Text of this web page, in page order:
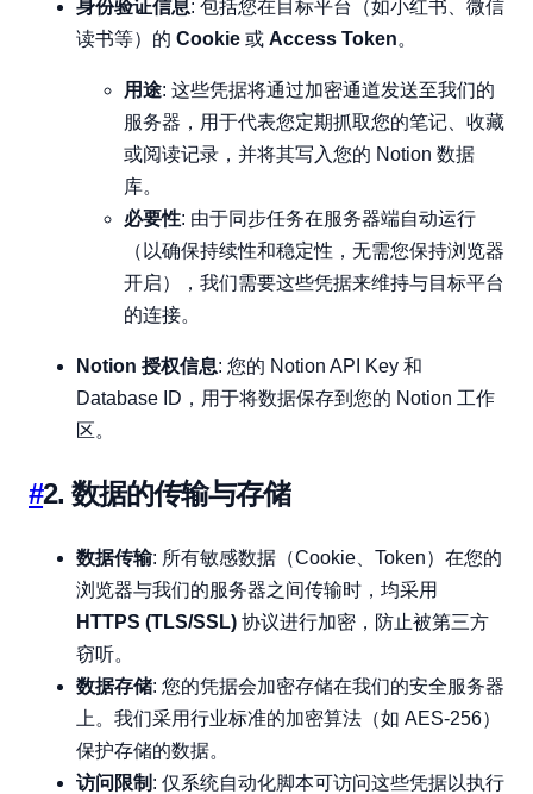
身份验证信息: 包括您在目标平台（如小红书、微信
读书等）的 Cookie 或 Access Token。
用途: 这些凭据将通过加密通道发送至我们的
服务器，用于代表您定期抓取您的笔记、收藏
或阅读记录，并将其写入您的 Notion 数据
库。
必要性: 由于同步任务在服务器端自动运行
（以确保持续性和稳定性，无需您保持浏览器
开启），我们需要这些凭据来维持与目标平台
的连接。
Notion 授权信息: 您的 Notion API Key 和
Database ID，用于将数据保存到您的 Notion 工作
区。
#2. 数据的传输与存储
数据传输: 所有敏感数据（Cookie、Token）在您的
浏览器与我们的服务器之间传输时，均采用
HTTPS (TLS/SSL) 协议进行加密，防止被第三方
窃听。
数据存储: 您的凭据会加密存储在我们的安全服务器
上。我们采用行业标准的加密算法（如 AES-256）
保护存储的数据。
访问限制 : 仅系统自动化脚本可访问这些凭据以执行